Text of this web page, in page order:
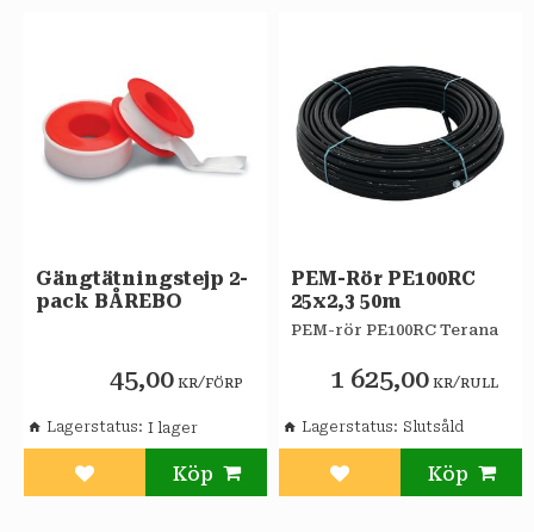
Gängtätningstejp 2-
pack BÅREBO
45,00 KR/FÖRP
Lägg till i favoriter
Lagerstatus
PEM-Rör PE100RC
25x2,3 50m
PEM-rör PE100RC Terana
1 625,00 KR/RULL
Lägg till i favoriter
Lagerstatus Slutsåld